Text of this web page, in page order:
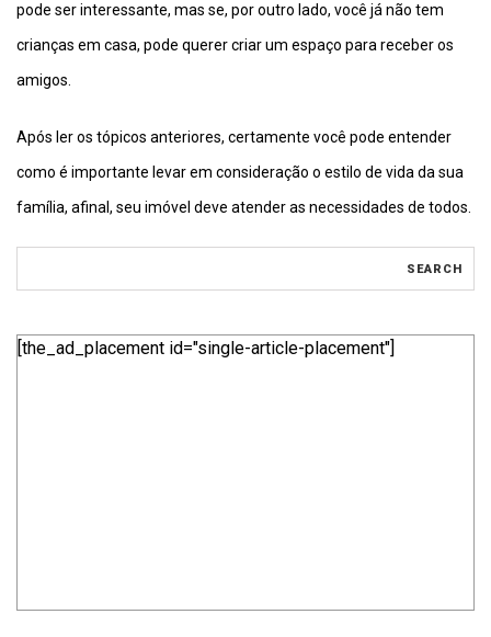
pode ser interessante, mas se, por outro lado, você já não tem
crianças em casa, pode querer criar um espaço para receber os
amigos.
Após ler os tópicos anteriores, certamente você pode entender
como é importante levar em consideração o estilo de vida da sua
família, afinal, seu imóvel deve atender as necessidades de todos.
[the_ad_placement id="single-article-placement"]